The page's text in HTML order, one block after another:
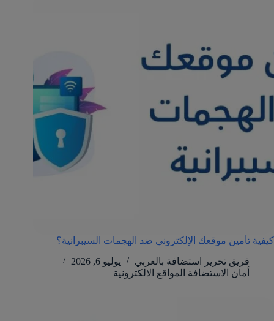
كيفية تأمين موقعك الإلكتروني ضد الهجمات السيبرانية؟
فريق تحرير استضافة بالعربي
يوليو 6, 2026
أمان الاستضافة المواقع الالكترونية